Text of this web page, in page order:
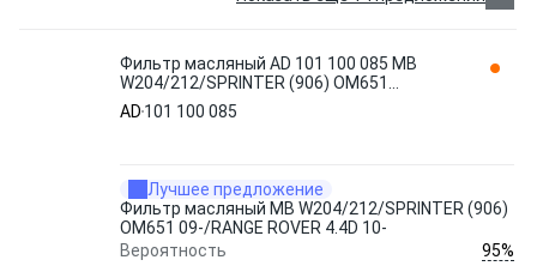
Фильтр масляный AD 101 100 085 MB
W204/212/SPRINTER (906) OM651
09-/RANGE ROVER 4.4D 10-
AD 101 100 085
Лучшее предложение
Фильтр масляный MB W204/212/SPRINTER (906)
OM651 09-/RANGE ROVER 4.4D 10-
Вероятность
95%